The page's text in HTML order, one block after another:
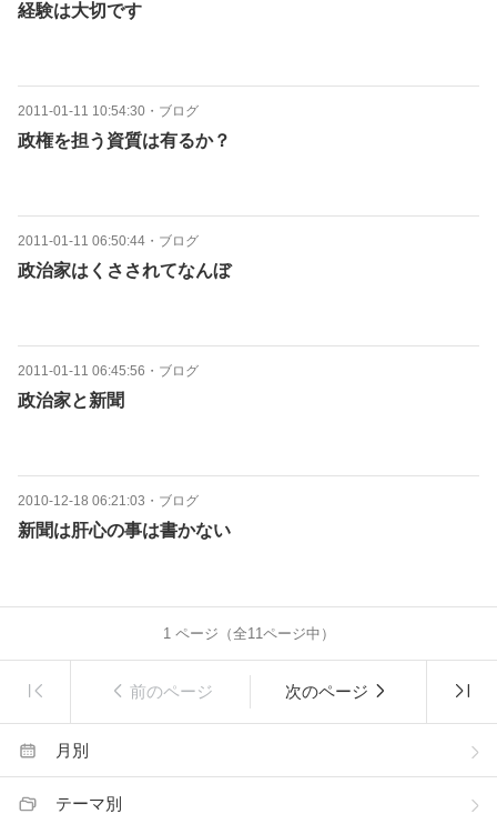
経験は大切です
2011-01-11 10:54:30 ・ ブログ
政権を担う資質は有るか？
2011-01-11 06:50:44 ・ ブログ
政治家はくさされてなんぼ
2011-01-11 06:45:56 ・ ブログ
政治家と新聞
2010-12-18 06:21:03 ・ ブログ
新聞は肝心の事は書かない
1ページ（全11ページ中）
前のページ 次のページ
月別
テーマ別